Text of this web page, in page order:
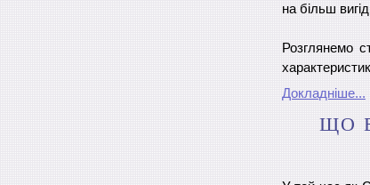
на більш
Розглянемо
Докладніше...
ЩО